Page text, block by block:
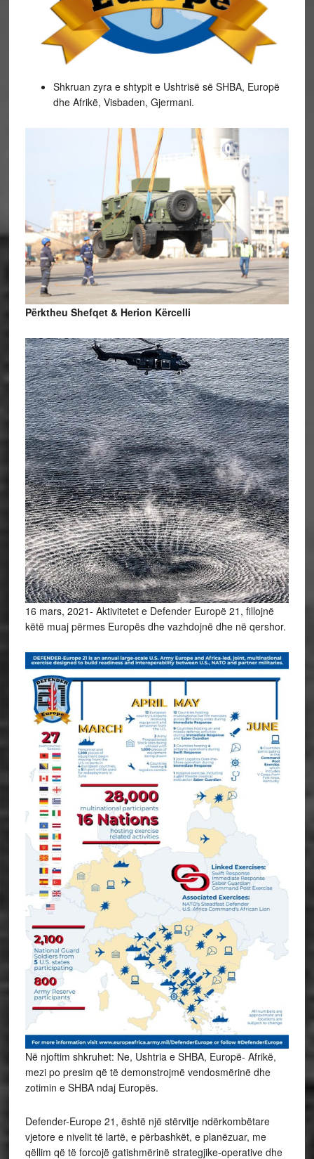
Shkruan zyra e shtypit e Ushtrisë së SHBA, Europë
dhe Afrikë, Visbaden, Gjermani.
Përktheu Shefqet & Herion Kërcelli
16 mars, 2021- Aktivitetet e Defender Europë 21, fillojnë
këtë muaj përmes Europës dhe vazhdojnë dhe në qershor.
Në njoftim shkruhet: Ne, Ushtria e SHBA, Europë- Afrikë,
mezi po presim që të demonstrojmë vendosmërinë dhe
zotimin e SHBA ndaj Europës.
Defender-Europe 21, është një stërvitje ndërkombëtare
vjetore e nivelit të lartë, e përbashkët, e planëzuar, me
qëllim që të forcojë gatishmërinë strategjike-operative dhe